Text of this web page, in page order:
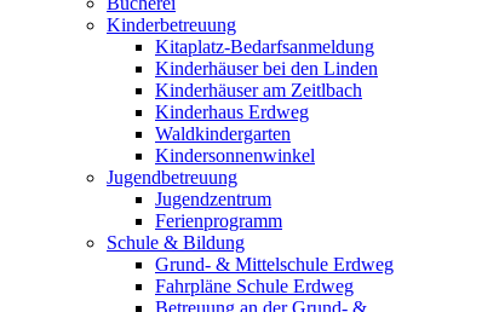
Kinderbetreuung
Kitaplatz-Bedarfsanmeldung
Kinderhäuser bei den Linden
Kinderhäuser am Zeitlbach
Kinderhaus Erdweg
Waldkindergarten
Kindersonnenwinkel
Jugendbetreuung
Jugendzentrum
Ferienprogramm
Schule & Bildung
Grund- & Mittelschule Erdweg
Fahrpläne Schule Erdweg
Betreuung an der Grund- &